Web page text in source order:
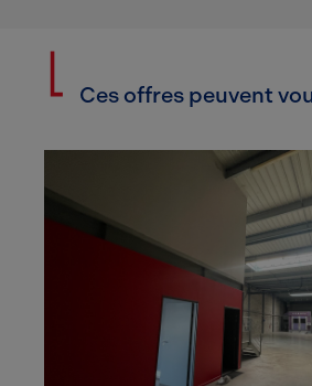
Ces offres peuvent